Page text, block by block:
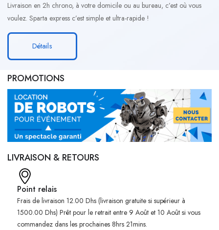
Livraison en 2h chrono, à votre domicile ou au bureau, c’est où vous
voulez. Sparta express c’est simple et ultra-rapide !
Détails
PROMOTIONS
LIVRAISON & RETOURS
Point relais
Frais de livraison 12.00 Dhs (livraison gratuite si supérieur à
1500.00 Dhs) Prêt pour le retrait entre 9 Août et 10 Août si vous
commandez dans les prochaines 8hrs 21mins.